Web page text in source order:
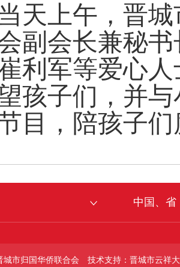
当天上午，晋
副会长兼秘
利军等爱心
孩子们，并
目，陪孩子
中国、省
城市归国华侨联合会 技术支持：晋城市云祥